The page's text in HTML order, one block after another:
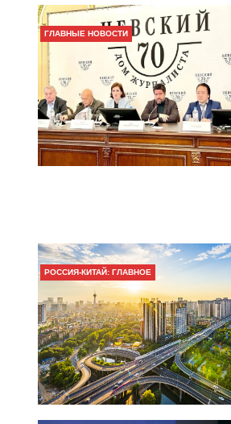
ГЛАВНЫЕ НОВОСТИ
РОССИЯ-КИТАЙ: ГЛАВНОЕ